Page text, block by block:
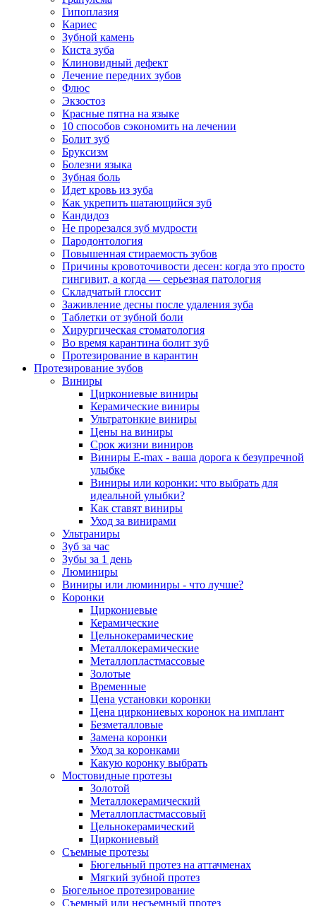
Гипоплазия
Кариес
Зубной камень
Киста зуба
Клиновидный дефект
Лечение передних зубов
Флюс
Экзостоз
Красные пятна на языке
10 способов сэкономить на лечении
Болит зуб
Бруксизм
Болезни языка
Зубная боль
Идет кровь из зуба
Как укрепить шатающийся зуб
Кандидоз
Не прорезался зуб мудрости
Пародонтология
Повышенная стираемость зубов
Причины кровоточивости десен: когда это просто
гингивит, а когда — серьезная патология
Складчатый глоссит
Заживление десны после удаления зуба
Таблетки от зубной боли
Хирургическая стоматология
Во время карантина болит зуб
Протезирование в карантин
Протезирование зубов
Виниры
Циркониевые виниры
Керамические виниры
Ультратонкие виниры
Цены на виниры
Срок жизни виниров
Виниры E-max - ваша дорога к безупречной
улыбке
Виниры или коронки: что выбрать для
идеальной улыбки?
Как ставят виниры
Уход за винирами
Ультраниры
Зуб за час
Зубы за 1 день
Люминиры
Виниры или люминиры - что лучше?
Коронки
Циркониевые
Керамические
Цельнокерамические
Металлокерамические
Металлопластмассовые
Золотые
Временные
Цена установки коронки
Цена циркониевых коронок на имплант
Безметалловые
Замена коронки
Уход за коронками
Какую коронку выбрать
Мостовидные протезы
Золотой
Металлокерамический
Металлопластмассовый
Цельнокерамический
Циркониевый
Съемные протезы
Бюгельный протез на аттачменах
Мягкий зубной протез
Бюгельное протезирование
Съемный или несъемный протез